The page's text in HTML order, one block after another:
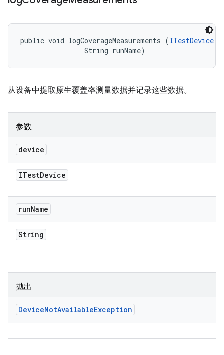
public void logCoverageMeasurements (ITestDevice
                String runName)
从设备中提取原生覆盖率测量数据并记录这些数据。
参数
device
ITestDevice
runName
String
抛出
DeviceNotAvailableException